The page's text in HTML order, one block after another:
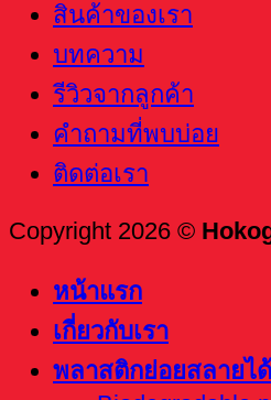
สินค้าของเรา
บทความ
รีวิวจากลูกค้า
คำถามที่พบบ่อย
ติดต่อเรา
Copyright 2026 ©
หน้าแรก
เกี่ยวกับเรา
พลาสติกย่อยสลายได้